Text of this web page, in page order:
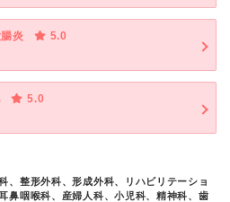
炎
5.0
5.0
、整形外科、形成外科、リハビリテーショ
鼻咽喉科、産婦人科、小児科、精神科、歯